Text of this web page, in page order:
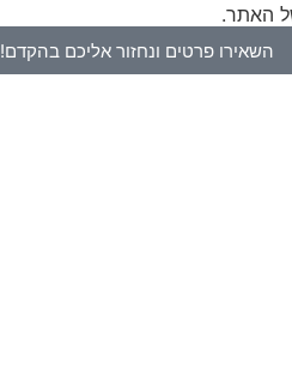
האתר.
השאירו פרטים ונחזור אליכם בהקדם!